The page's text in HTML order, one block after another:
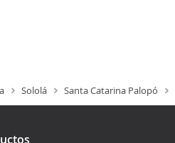
Sololá Santa Catarina Palopó